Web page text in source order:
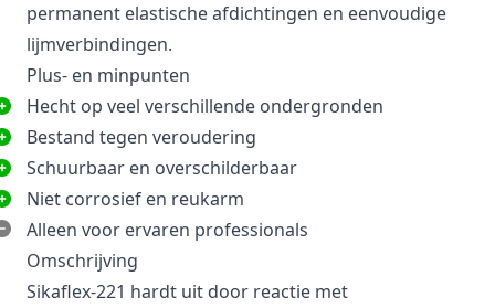
permanent elastische afdichtingen en eenvoudige
lijmverbindingen.
Plus- en minpunten
Hecht op veel verschillende ondergronden
Bestand tegen veroudering
Schuurbaar en overschilderbaar
Niet corrosief en reukarm
Alleen voor ervaren professionals
Omschrijving
Sikaflex-221 hardt uit door reactie met